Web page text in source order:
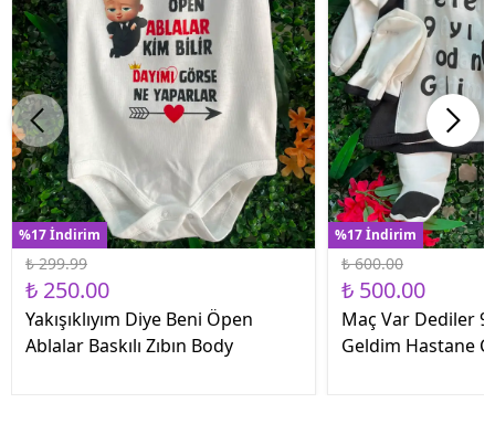
%17 İndirim
₺ 299.99
₺ 250.00
Yakışıklıyım Diye Beni Öpen
Ablalar Baskılı Zıbın Body
%17 İndirim
₺ 600.00
₺ 500.00
Maç Var Dediler 9
Geldim Hastane